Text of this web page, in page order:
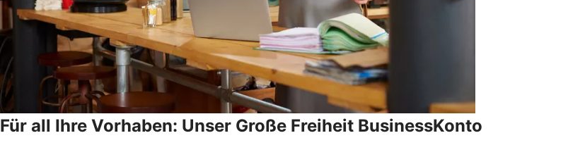
Für all Ihre Vorhaben: Unser Große Freiheit BusinessKonto